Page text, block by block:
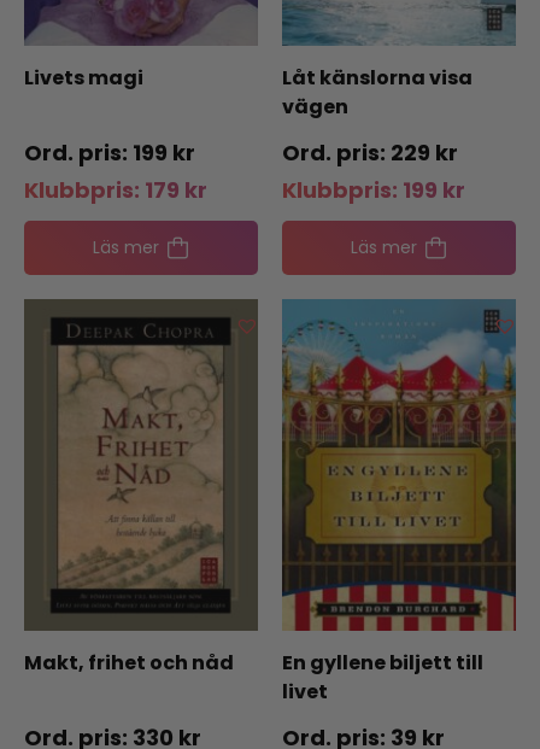
Livets magi
199 kr
Klubbpris: 179 kr
Läs mer
Låt känslorna visa
vägen
229 kr
Klubbpris: 199 kr
Läs mer
Makt, frihet och nåd
330 kr
En gyllene biljett till
livet
39 kr